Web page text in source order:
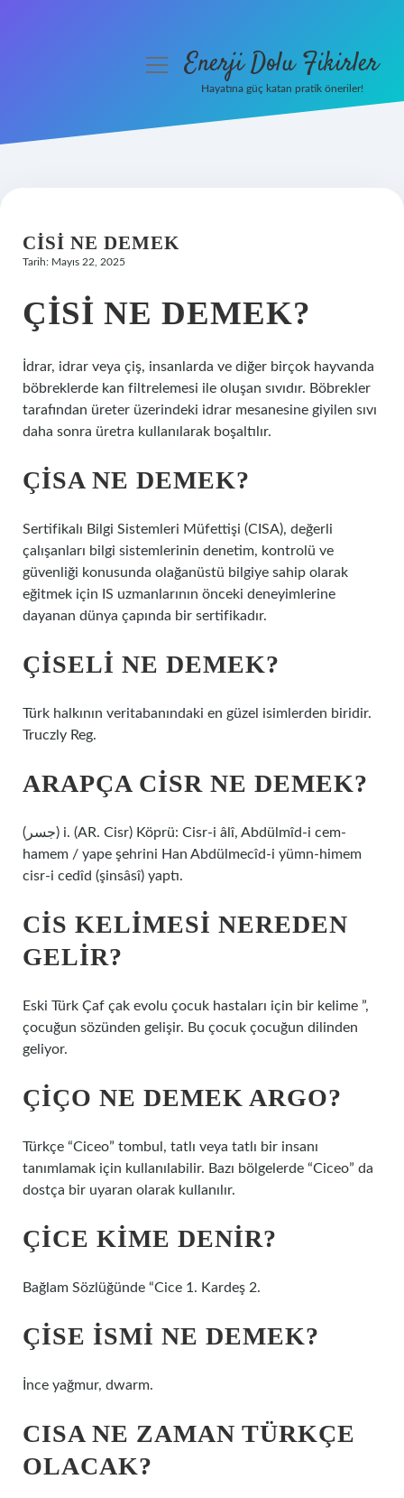
Hakkımızda
menüyüEnerji Dolu Fikirler
Hayatına güç katan pratik öneriler!
CISI NE DEMEK
Tarih: Mayıs 22, 2025
ÇISI NE DEMEK?
İdrar, idrar veya çiş, insanlarda ve diğer birçok hayvanda
böbreklerde kan filtrelemesi ile oluşan sıvıdır. Böbrekler
tarafından üreter üzerindeki idrar mesanesine giyilen sıvı
daha sonra üretra kullanılarak boşaltılır.
ÇISA NE DEMEK?
Sertifikalı Bilgi Sistemleri Müfettişi (CISA), değerli
çalışanları bilgi sistemlerinin denetim, kontrolü ve
güvenliği konusunda olağanüstü bilgiye sahip olarak
eğitmek için IS uzmanlarının önceki deneyimlerine
dayanan dünya çapında bir sertifikadır.
ÇISELI NE DEMEK?
Türk halkının veritabanındaki en güzel isimlerden biridir.
Truczly Reg.
ARAPÇA CISR NE DEMEK?
(ﺟﺴﺮ) i. (AR. Cisr) Köprü: Cisr-i âlî, Abdülmîd-i cem-
hamem / yape şehrini Han Abdülmecîd-i yümn-himem
cisr-i cedîd (şinsâsî) yaptı.
CIS KELIMESI NEREDEN
GELIR?
Eski Türk Çaf çak evolu çocuk hastaları için bir kelime ”,
çocuğun sözünden gelişir. Bu çocuk çocuğun dilinden
geliyor.
ÇIÇO NE DEMEK ARGO?
Türkçe “Ciceo” tombul, tatlı veya tatlı bir insanı
tanımlamak için kullanılabilir. Bazı bölgelerde “Ciceo” da
dostça bir uyaran olarak kullanılır.
ÇICE KIME DENIR?
Bağlam Sözlüğünde “Cice 1. Kardeş 2.
ÇISE ISMI NE DEMEK?
İnce yağmur, dwarm.
CISA NE ZAMAN TÜRKÇE
OLACAK?